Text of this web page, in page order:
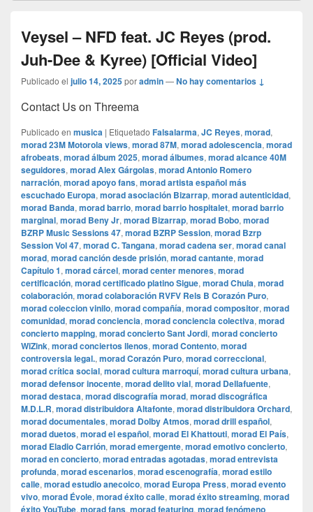
Veysel – NFD feat. JC Reyes (prod.
Juh-Dee & Kyree) [Official Video]
Publicado el julio 14, 2025poradmin—No hay comentarios ↓
Contact Us on Threema
Publicado en musica | Etiquetado Falsalarma, JC Reyes, morad,
morad 23M Motorola views, morad 87M, morad adolescencia, morad
afrobeats, morad álbum 2025, morad álbumes, morad alcance 40M
seguidores, morad Alex Gárgolas, morad Antonio Romero
narración, morad apoyo fans, morad artista español más
escuchado Europa, morad asociación Bizarrap, morad autenticidad,
morad Banda, morad barrio, morad barrio hospitalet, morad barrio
marginal, morad Beny Jr, morad Bizarrap, morad Bobo, morad
BZRP Music Sessions 47, morad BZRP Session, morad Bzrp
Session Vol 47, morad C. Tangana, morad cadena ser, morad canal
morad, morad canción desde prisión, morad cantante, morad
Capítulo 1, morad cárcel, morad center menores, morad
certificación, morad certificado platino Sigue, morad Chula, morad
colaboración, morad colaboración RVFV Rels B Corazón Puro,
morad coleccion vinilo, morad compañía, morad compositor, morad
comunidad, morad conciencia, morad conciencia colectiva, morad
concierto mapping, morad concierto Sant Jordi, morad concierto
WiZink, morad conciertos llenos, morad Contento, morad
controversia legal., morad Corazón Puro, morad correccional,
morad crítica social, morad cultura marroquí, morad cultura urbana,
morad defensor inocente, morad delito vial, morad Dellafuente,
morad destaca, morad discografía morad, morad discográfica
M.D.L.R, morad distribuidora Altafonte, morad distribuidora Orchard,
morad documentales, morad Dolby Atmos, morad drill español,
morad duetos, morad el español, morad El Khattouti, morad El País,
morad Eladio Carrión, morad emergente, morad emotivo concierto,
morad en concierto, morad entradas agotadas, morad entrevista
profunda, morad escenarios, morad escenografía, morad estilo
calle, morad estudio anecoico, morad Europa Press, morad evento
vivo, morad Évole, morad éxito calle, morad éxito streaming, morad
éxito YouTube, morad fans, morad featuring, morad fenómeno